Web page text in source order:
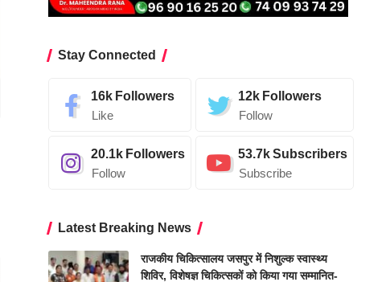
Stay Connected
16k Followers
Like
12k Followers
Follow
20.1k Followers
Follow
53.7kSubscribers
Subscribe
Latest Breaking News
राजकीय चिकित्सालय जसपुर में निशुल्क स्वास्थ्य
शिविर, विशेषज्ञ चिकित्सकों को किया गया सम्मानित-